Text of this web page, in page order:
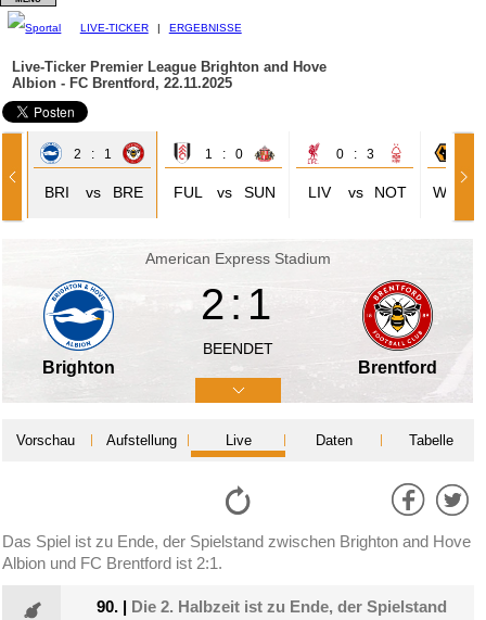
LIVE-TICKER | ERGEBNISSE
Live-Ticker Premier League Brighton and Hove
Albion - FC Brentford, 22.11.2025
2 : 1
BRI vs BRE
1 : 0
FUL vs SUN
0 : 3
LIV vs NOT WOL
American Express Stadium
Brighton
2:1
BEENDET
Brentford
Vorschau Aufstellung Live Daten Tabelle
Das Spiel ist zu Ende, der Spielstand zwischen Brighton and Hove
Albion und FC Brentford ist 2:1.
90. | Die 2. Halbzeit ist zu Ende, der Spielstand